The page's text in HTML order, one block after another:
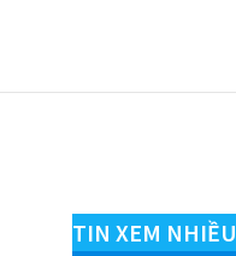
TIN XEM NHIỀU